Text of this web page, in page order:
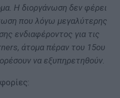
Η διοργάνωση δεν φέρει
που λόγω μεγαλύτερης
ενδιαφέροντος για τις
άτομα πέραν του 15ου
να εξυπηρετηθούν.